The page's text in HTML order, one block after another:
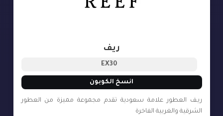
ريف
EX30
انسخ الكوبون
ريـف العطور علامة سعودية تقدم مجموعة مميزة من العطور
الشرقية والغربية الفاخرة